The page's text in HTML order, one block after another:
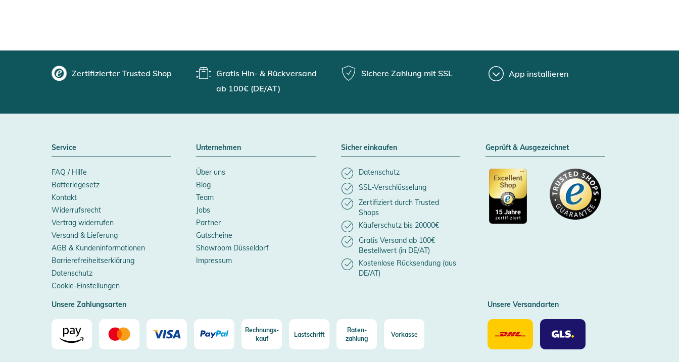
Zertifizierter Trusted Shop
Gratis Hin- & Rückversand
ab 100€ (DE/AT)
Sichere Zahlung mit SSL App installieren
Service
FAQ / Hilfe
Batteriegesetz
Kontakt
Widerrufsrecht
Vertrag widerrufen
Versand & Lieferung
AGB & Kundeninformationen
Barrierefreiheitserklärung
Datenschutz
Cookie-Einstellungen
Unternehmen
Über uns
Blog
Team
Jobs
Partner
Gutscheine
Showroom Düsseldorf
Impressum
Sicher einkaufen
Datenschutz
SSL-Verschlüsselung
Zertifiziert durch Trusted
Shops
Käuferschutz bis 20000€
Gratis Versand ab 100€
Bestellwert (in DE/AT)
Kostenlose Rücksendung (aus
DE/AT)
Geprüft & Ausgezeichnet
Unsere Zahlungsarten
Rechnungs-
kauf
Lastschrift
Raten-
zahlung
Vorkasse
Unsere Versandarten
Unsere
Versandarten
DHL
Unsere
Versandarten
GLS